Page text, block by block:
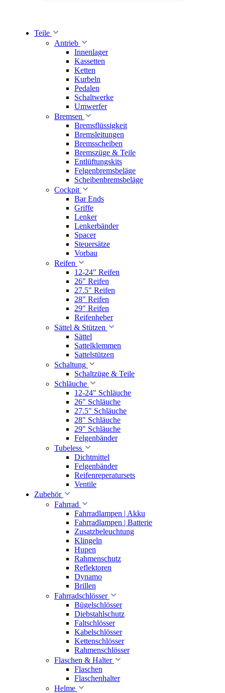
Teile
Antrieb
Innenlager
Kassetten
Ketten
Kurbeln
Pedalen
Schaltwerke
Umwerfer
Bremsen
Bremsflüssigkeit
Bremsleitungen
Bremsscheiben
Bremszüge & Teile
Entlüftungskits
Felgenbremsbeläge
Scheibenbremsbeläge
Cockpit
Bar Ends
Griffe
Lenker
Lenkerbänder
Spacer
Steuersätze
Vorbau
Reifen
12-24" Reifen
26" Reifen
27.5" Reifen
28" Reifen
29" Reifen
Reifenheber
Sättel & Stützen
Sättel
Sattelklemmen
Sattelstützen
Schaltung
Schaltzüge & Teile
Schläuche
12-24" Schläuche
26" Schläuche
27.5" Schläuche
28" Schläuche
29" Schläuche
Felgenbänder
Tubeless
Dichtmittel
Felgenbänder
Reifenreperatursets
Ventile
Zubehör
Fahrrad
Fahrradlampen | Akku
Fahrradlampen | Batterie
Zusatzbeleuchtung
Klingeln
Hupen
Rahmenschutz
Reflektoren
Dynamo
Brillen
Fahrradschlösser
Bügelschlösser
Diebstahlschutz
Faltschlösser
Kabelschlösser
Kettenschlösser
Rahmenschlösser
Flaschen & Halter
Flaschen
Flaschenhalter
Helme